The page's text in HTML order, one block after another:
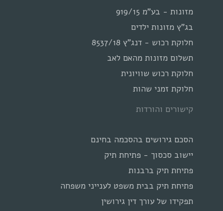
מזונות - בע"מ 919/15
בג"ץ מזונות ילדים
חלוקת רכוש - דנג"ץ 8537/18
תשלום מזונות מהאם לאב
חלוקת רכוש שוויונית
חלוקת זמני שהות
קישורים והורדות
הסכם גירושים בהסכמה בחינם
יישוב סכסוך - פתיחת תיק
פתיחת תיק ברבנות
פתיחת תיק בבית משפט לענייני משפחה
תפקידו של עורך דין גירושין